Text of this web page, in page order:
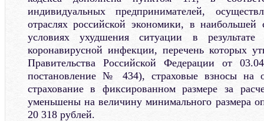
индивидуальных предпринимателей,
отраслях российской экономики, в наибольшей
условиях ухудшения ситуации в результате
коронавирусной инфекции, перечень которых
Правительства Российской Федерации от
постановление № 434), страховые взносы на
страхование в фиксированном размере за
уменьшены на величину минимального размера
20 318 рублей.